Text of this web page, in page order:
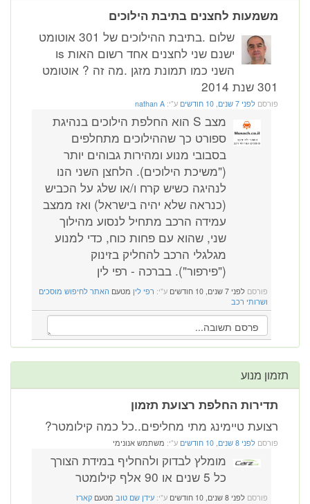
משמעות לחצנים בתיבת הילוכים
שלום .בתיבת ההילוכים של 301 אוטומט
ישנם שני לחצנים אחד רשום האות sו
השני כמו תמונת מזגן .מה זה ? אוטומט
301 שנת 2014
פורסם לפני 7 שנים, 10 חודשים ע"י: nathan A
מצב S הוא החלפת הילוכים בנהיגת
ספורט כך שההילוכים מתחלפים
בסבובי מנוע ומהירות גבוהים יותר
("משיכת הילוכים). הלחצן השני הנו
לנהיגה כשיש קרח ו/או שלג על הכביש
(כנראה שלא יהיה בישראל) ואז ממצב
עמידה הרכב מתחיל לנסוע מהילוך
שני, שהוא עם פחות כוח, כדי למנוע
מגלגלי הרכב להחליק בזינוק
("פירפור"). בברכה - רפי לין
פורסם לפני 7 שנים, 10 חודשים ע"י: רפי לין מטעם האתר לחיפוש מוסכים
ושרותי רכב
תזמון מנוע
תדירות החלפת רצועת תזמון
רצועת טיימינג מתי מחליפים..כל כמה קילומטר?
פורסם לפני 8 שנים, 10 חודשים ע"י: משתמש אנונימי
מומלץ לבדוק ולהחליף במידת הצורך
כל 5 שנים או 90 אלף קילומטר
פורסם לפני 8 שנים, 10 חודשים ע"י: עידן שם טוב מטעם קארז